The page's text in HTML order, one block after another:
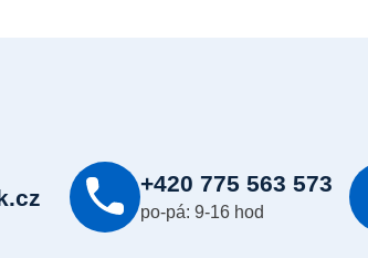
+420 775 563 573
po-pá: 9-16 hod